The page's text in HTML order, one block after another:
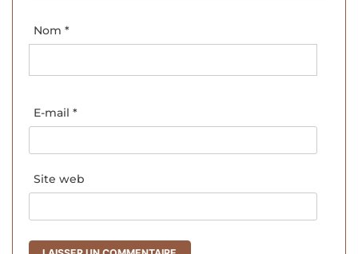
Nom *
E-mail *
Site web